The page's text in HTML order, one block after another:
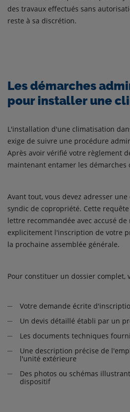
des travaux effectués sans
reste à sa discrétion.
Les démarches
pour installer une
L'installation d'une climatisation
exige de suivre une procédure
Après avoir vérifié votre règlement
maintenant entamer les démarches
Avant tout, vous devez adresser
syndic de copropriété. Cette
lettre recommandée avec accusé
explicitement l'inscription de votre
la prochaine assemblée générale.
Pour constituer un dossier complet,
Votre demande écrite
Un devis détaillé établi par un
Les documents techniques
Une description précise de
l'unité extérieure
Des photos ou schémas
dispositif